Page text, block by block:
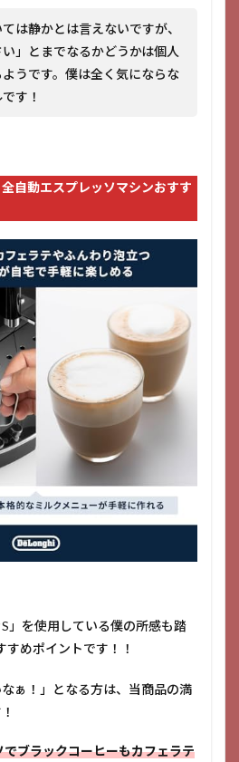
は静かとは言えないですが、
い」とまでなるかどうかは個人
うです。僕は全く気にならな
す！
全自動エスプレッソマシンおすす
」を使用している僕の所感も踏
すめポイントです！！
ぁ！」となる方は、当商品の満
ブラックコーヒーもカフェラテ